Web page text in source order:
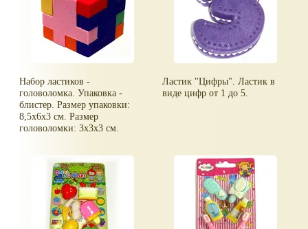
Набор ластиков -
головоломка. Упаковка -
блистер. Размер упаковки:
8,5x6x3 см. Размер
головоломки: 3x3x3 см.
Ластик "Цифры". Ластик в
виде цифр от 1 до 5.